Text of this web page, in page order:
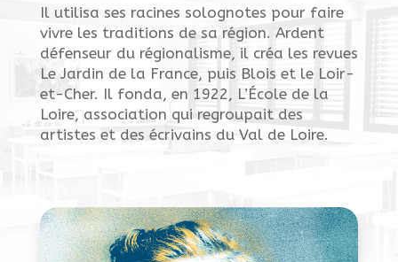
Il utilisa ses racines solognotes pour faire
vivre les traditions de sa région. Ardent
défenseur du régionalisme, il créa les revues
Le Jardin de la France, puis Blois et le Loir-
et-Cher. Il fonda, en 1922, L’École de la
Loire, association qui regroupait des
artistes et des écrivains du Val de Loire.